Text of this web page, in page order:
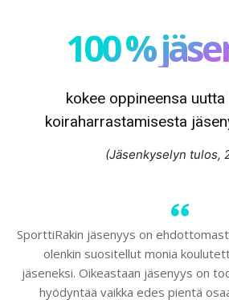
100 %
kokee oppineensa
koiraharrastamisesta
(Jäsenkyselyn tulos,
SporttiRakin jäsenyys on
olenkin suositellut monia
jäseneksi. Oikeastaan jäsenyys on
hyödyntää vaikka edes pientä